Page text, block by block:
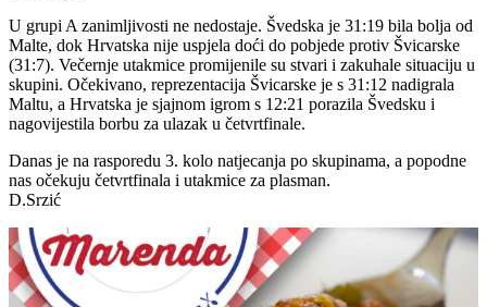
U grupi A zanimljivosti ne nedostaje. Švedska je 31:19 bila bolja od
Malte, dok Hrvatska nije uspjela doći do pobjede protiv Švicarske
(31:7). Večernje utakmice promijenile su stvari i zakuhale situaciju u
skupini. Očekivano, reprezentacija Švicarske je s 31:12 nadigrala
Maltu, a Hrvatska je sjajnom igrom s 12:21 porazila Švedsku i
nagovijestila borbu za ulazak u četvrtfinale.
Danas je na rasporedu 3. kolo natjecanja po skupinama, a popodne
nas očekuju četvrtfinala i utakmice za plasman.
D.Srzić